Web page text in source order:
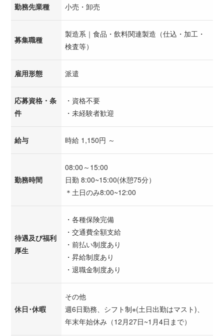
勤務先業種 小売・卸売
募集職種
製造系｜食品・飲料関連製造（仕込・加工・
検査等）
雇用形態 派遣
応募資格・条
件
・資格不要
・未経験者歓迎
給与 時給 1,150円 ～
勤務時間
08:00～15:00
日勤 8:00~15:00(休憩75分）
＊土日のみ8:00~12:00
待遇及び福利
厚生
・各種保険完備
・交通費全額支給
・前払い制度あり
・昇給制度あり
・退職金制度あり
休日･休暇
その他
週6日勤務、シフト制※(土日出勤はマスト)、
年末年始休み（12月27日~1月4日まで）